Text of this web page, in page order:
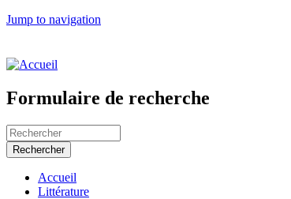
Jump to navigation
Formulaire de recherche
Accueil
Littérature